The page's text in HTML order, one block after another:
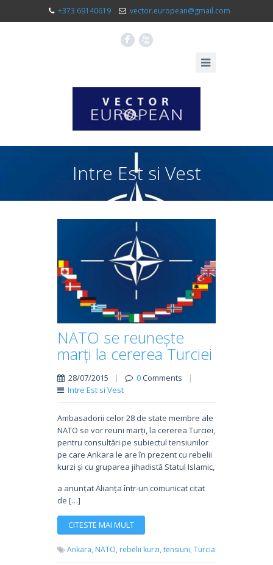
+373 69140619 vector.european@gmail.com
F X
Intre Est si Vest
NATO se reunește
marți la cererea Turciei
28/07/2015 | 0Comments
|
Intre Est si Vest
Ambasadorii celor 28 de state membre ale
NATO se vor reuni marți, la cererea Turciei,
pentru consultări pe subiectul tensiunilor
pe care Ankara le are în prezent cu rebelii
kurzi și cu gruparea jihadistă Statul Islamic,
a anunțat Alianța într-un comunicat citat
de […]
CITESTE MAI MULT
Ankara, NATO, rebelii kurzi, tensiuni, Turcia